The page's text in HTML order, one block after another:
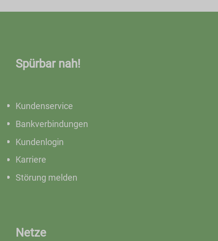
Spürbar nah!
Kundenservice
Bankverbindungen
Kundenlogin
Karriere
Störung melden
Netze